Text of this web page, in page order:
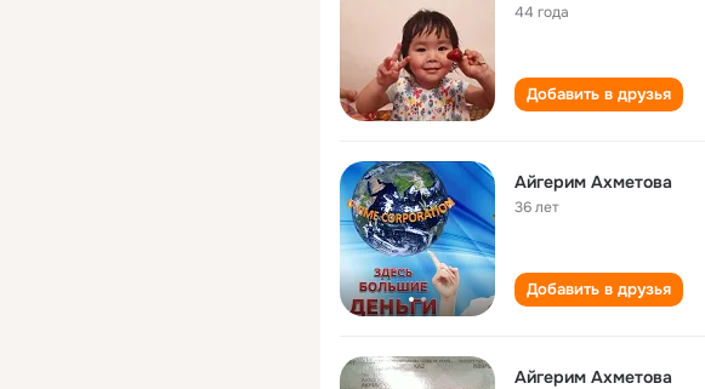
44 года
Добавить в друзья
Айгерим Ахметова
36 лет
Добавить в друзья
Айгерим Ахметова